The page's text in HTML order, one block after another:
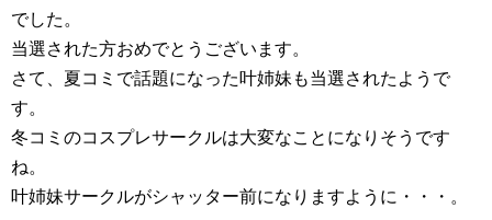
でした。
当選された方おめでとうございます。
さて、夏コミで話題になった叶姉妹も当選されたようで
す。
冬コミのコスプレサークルは大変なことになりそうです
ね。
叶姉妹サークルがシャッター前になりますように・・・。